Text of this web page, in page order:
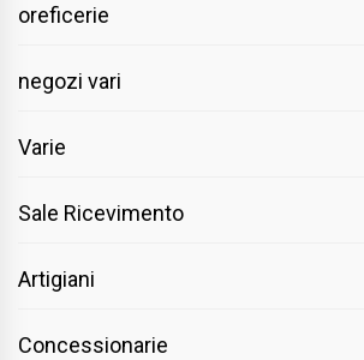
oreficerie
negozi vari
Varie
Sale Ricevimento
Artigiani
Concessionarie